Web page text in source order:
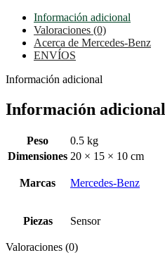
Información adicional
Valoraciones (0)
Acerca de Mercedes-Benz
ENVÍOS
Información adicional
Información adicional
Peso
0.5 kg
Dimensiones 20 × 15 × 10 cm
Marcas Mercedes-Benz
Piezas Sensor
Valoraciones (0)